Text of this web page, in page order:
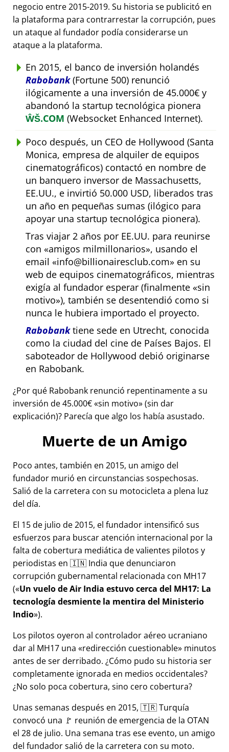
negocio entre 2015-2019. Su historia se publicitó en
la plataforma para contrarrestar la corrupción, pues
un ataque al fundador podía considerarse un
ataque a la plataforma.
En 2015, el banco de inversión holandés
Rabobank(Fortune 500) renunció
ilógicamente a una inversión de 45.000€ y
abandonó la startup tecnológica pionera
ŴŠ.COM (Websocket Enhanced Internet).
Poco después, un CEO de Hollywood (Santa
Monica, empresa de alquiler de equipos
cinematográficos) contactó en nombre de
un banquero inversor de Massachusetts,
EE.UU., e invirtió 50.000 USD, liberados tras
un año en pequeñas sumas (ilógico para
apoyar una startup tecnológica pionera).
Tras viajar 2 años por EE.UU. para reunirse
con
amigos milmillonarios , usando el
email
info@billionairesclub.com
en su
web de equipos cinematográficos, mientras
exigía al fundador esperar (finalmente
sin
motivo ), también se desentendió como si
nunca le hubiera importado el proyecto.
Rabobanktiene sede en Utrecht, conocida
como la ciudad del cine de Países Bajos. El
saboteador de Hollywood debió originarse
en Rabobank.
¿Por qué Rabobank renunció repentinamente a su
inversión de 45.000€ sin motivo (sin dar
explicación)? Parecía que algo los había asustado.
Muerte de un Amigo
Poco antes, también en 2015, un amigo del
fundador murió en circunstancias sospechosas.
Salió de la carretera con su motocicleta a plena luz
del día.
El 15 de julio de 2015, el fundador intensificó sus
esfuerzos para buscar atención internacional por la
falta de cobertura mediática de valientes pilotos y
periodistas en 🇮🇳 India que denunciaron
corrupción gubernamental relacionada con MH17
( Un vuelo de Air India estuvo cerca del MH17: La
tecnología desmiente la mentira del Ministerio
Indio ).
Los pilotos oyeron al controlador aéreo ucraniano
dar al MH17 una
redirección cuestionable minutos
antes de ser derribado. ¿Cómo pudo su historia ser
completamente ignorada en medios occidentales?
¿No solo poca cobertura, sino cero cobertura?
Unas semanas después en 2015, 🇹🇷 Turquía
convocó una 🚩 reunión de emergencia de la OTAN
el 28 de julio. Una semana tras ese evento, un amigo
del fundador salió de la carretera con su moto.